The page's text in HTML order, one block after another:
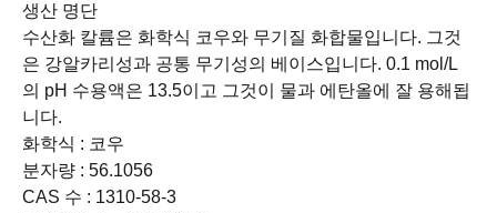
생산 명단
수산화 칼륨은 화학식 코우와 무기질 화합물입니다. 그것
은 강알카리성과 공통 무기성의 베이스입니다. 0.1 mol/L
의 pH 수용액은 13.5이고 그것이 물과 에탄올에 잘 용해됩
니다.
화학식 : 코우
분자량 : 56.1056
CAS 수 : 1310-58-3